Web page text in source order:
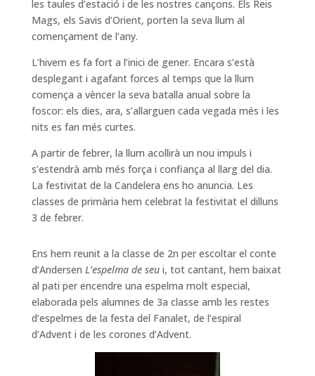
les taules d’estació i de les nostres cançons. Els Reis
Mags, els Savis d’Orient, porten la seva llum al
començament de l’any.
L’hivern es fa fort a l’inici de gener. Encara s’està
desplegant i agafant forces al temps que la llum
comença a vèncer la seva batalla anual sobre la
foscor: els dies, ara, s’allarguen cada vegada més i les
nits es fan més curtes.
A partir de febrer, la llum acollirà un nou impuls i
s’estendrà amb més força i confiança al llarg del dia.
La festivitat de la Candelera ens ho anuncia. Les
classes de primària hem celebrat la festivitat el dilluns
3 de febrer.
Ens hem reunit a la classe de 2n per escoltar el conte
d’Andersen L’espelma de seu i, tot cantant, hem baixat
al pati per encendre una espelma molt especial,
elaborada pels alumnes de 3a classe amb les restes
d’espelmes de la festa del Fanalet, de l’espiral
d’Advent i de les corones d’Advent.